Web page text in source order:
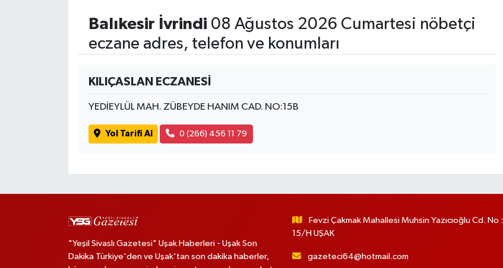
Balıkesir İvrindi 08 Ağustos 2026 Cumartesi nöbetçi
eczane adres, telefon ve konumları
KILIÇASLAN ECZANESİ
YEDİEYLÜL MAH. ZÜBEYDE HANIM CAD. NO:15B
Yol Tarifi Al 0 (266) 456 11 79
"Yeşil Sivaslı Gazetesi" Uşak Haberleri - Uşak Son
Dakika Türkiye'den ve Uşak'tan son dakika haberler,
Fevzi Çakmak Mahallesi Muhsin Yazıcıoğlu Cd. No :
15/H UŞAK
gazeteci64@hotmail.com